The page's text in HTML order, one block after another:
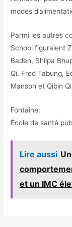
modes
Parmi les autres
School figuraient
Baden, Shilpa
Qi, Fred Tabung,
Manson et Qibin
Fontaine:
École de santé
Lire aussi
et un IMC